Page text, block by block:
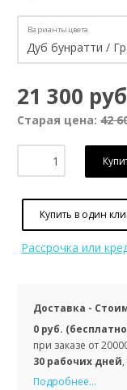
Варианты цвета
21 300
Старая цена: 42
Купить в один
Рассрочка или
Доставка -
0 руб.
при заказе от
30 рабочих дней
Подробнее...